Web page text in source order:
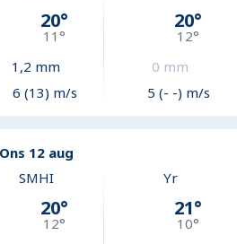
20°
11 °
1,2 mm
6 (13) m/s
20°
12°
0 mm
5 (- -) m/s
Ons 12 aug
SMHI
20°
12°
Yr
21°
10°